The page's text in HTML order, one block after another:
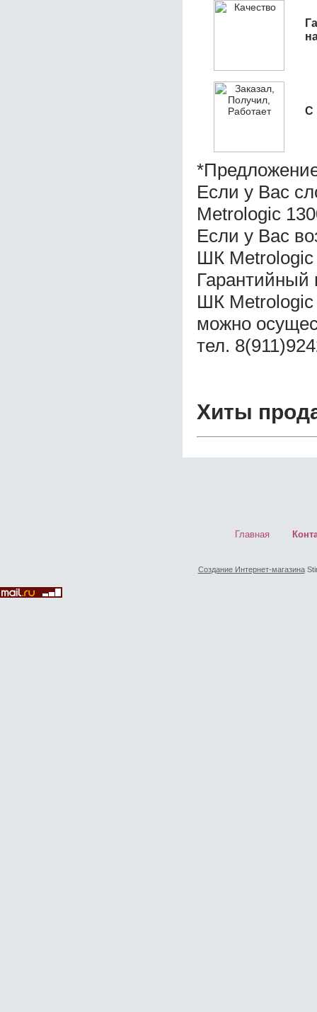
С
Если у Вас
Metrologic
Если у Вас
ШК Metrologic
Гарантийный
ШК Metrologic
можно
тел.
Хиты
Главная
Создание Интернет-магазина